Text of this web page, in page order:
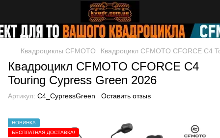
Квадроциклы CFMOTO Квадроцикл CFMOTO CFORCE C4
Квадроцикл CFMOTO CFORCE C4
Touring Cypress Green 2026
Артикул: C4_CypressGreen Оставить отзыв
НОВИНКА
БЕСПЛАТНАЯ ДОСТАВКА!